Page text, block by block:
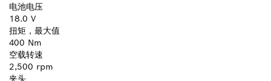
电池电压
18.0 V
扭矩，最大值
400 Nm
空载转速
2,500 rpm
夹头